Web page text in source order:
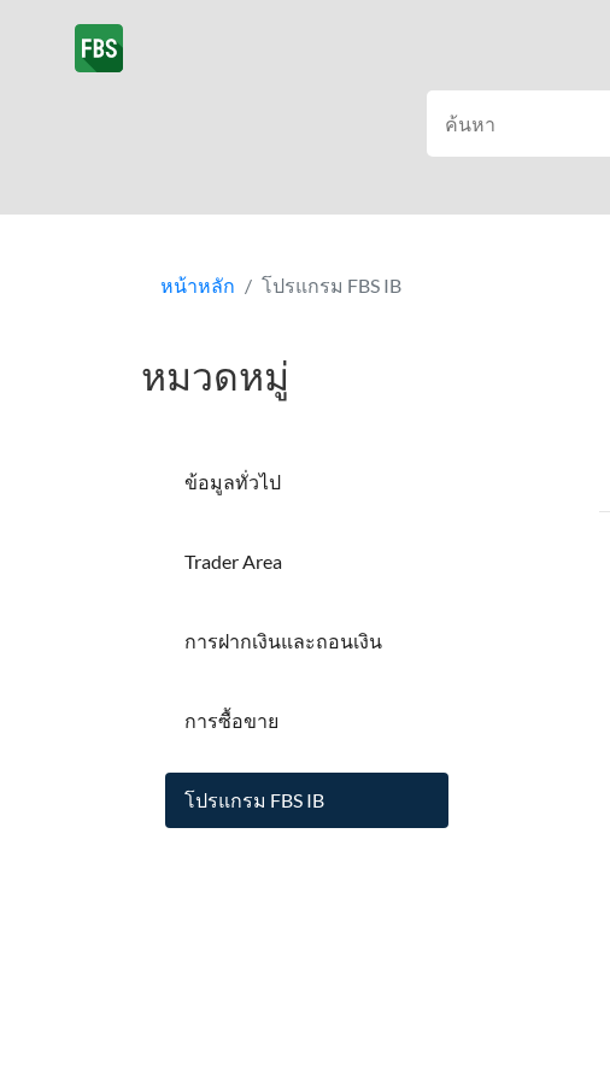
หน้าหลัก โปรแกรม FBS IB
หมวดหมู่
ข้อมูลทั่วไป
Trader Area
การฝากเงินและถอนเงิน
การซื้อขาย
โปรแกรม FBS IB